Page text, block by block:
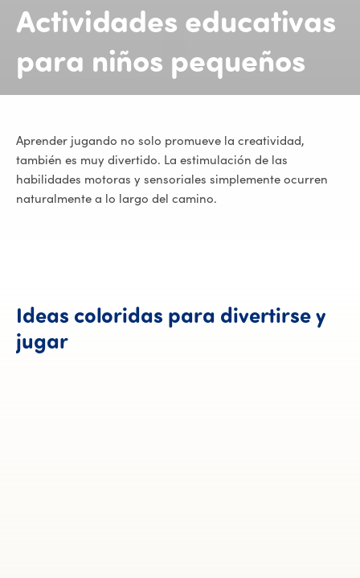
Actividades educativas
para niños pequeños
Aprender jugando no solo promueve la creatividad,
también es muy divertido. La estimulación de las
habilidades motoras y sensoriales simplemente ocurren
naturalmente a lo largo del camino.
Ideas coloridas para divertirse y
jugarIdeas coloridas para